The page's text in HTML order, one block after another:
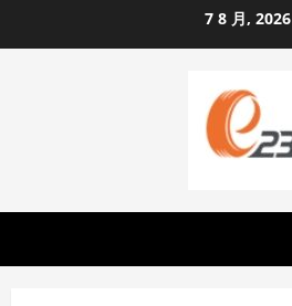
to
7 8 月, 2026